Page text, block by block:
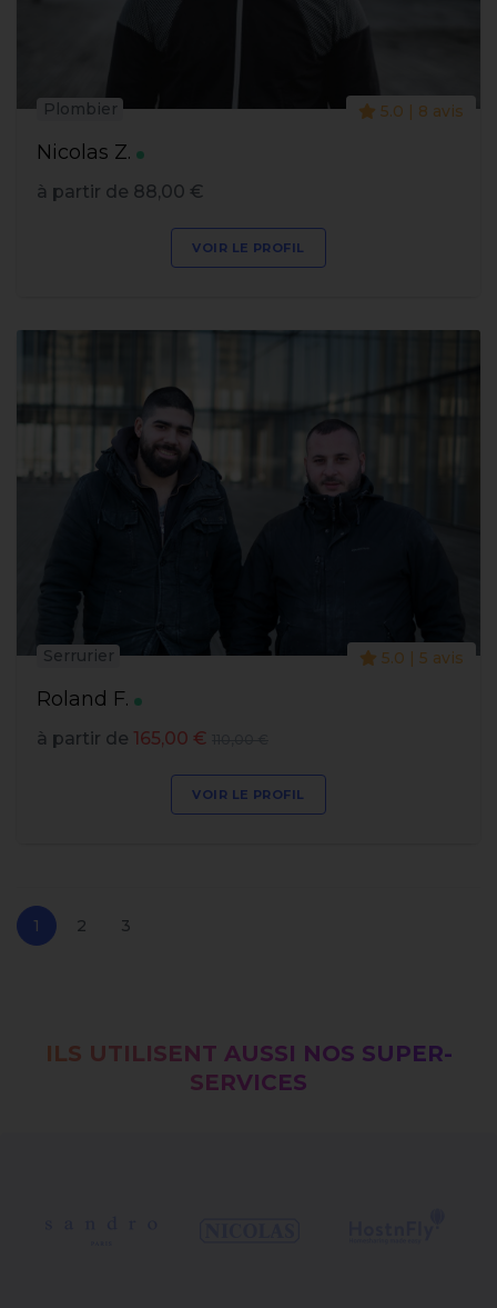
Nicolas Z.
Plombier 5.0 | 8 avis
à partir de 88,00 €
VOIR LE PROFIL
Roland F.
Serrurier 5.0 | 5 avis
à partir de 165,00 €
VOIR LE PROFIL
1 2 3
ILS UTILISENT AUSSI NOS SUPER-
SERVICES